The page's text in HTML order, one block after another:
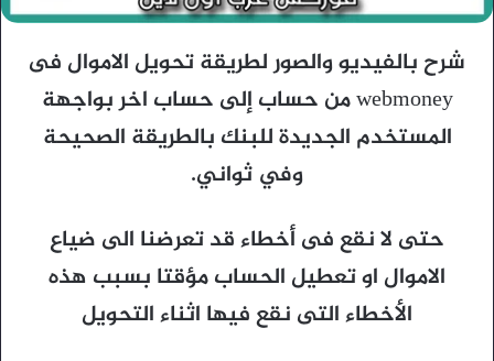
شرح بالفيديو والصور لطريقة تحويل الاموال فى
webmoney من حساب إلى حساب اخر بواجهة
المستخدم الجديدة للبنك بالطريقة الصحيحة
وفي ثواني.
حتى لا نقع فى أخطاء قد تعرضنا الى ضياع
الاموال او تعطيل الحساب مؤقتا بسبب هذه
الأخطاء التى نقع فيها اثناء التحويل